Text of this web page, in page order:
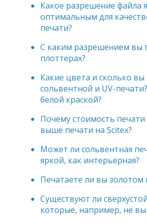
Какое разрешение файла
оптимальным для
печати?
С каким разрешением вы
плоттерах?
Какие цвета и сколько вы
сольвентной и UV-
белой краской?
Почему стоимость печати
выше печати на Scitex?
Может ли сольвентная
яркой, как интерьерная?
Печатаете ли вы золотом
Существуют ли
которые, например, не